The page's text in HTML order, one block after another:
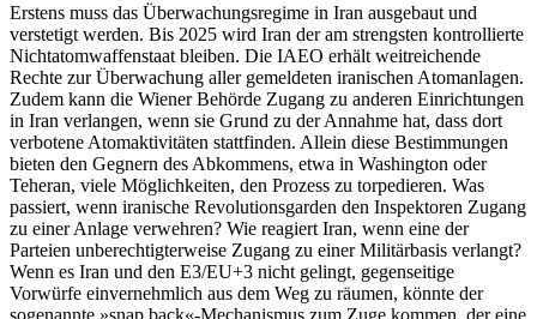
Erstens muss das Überwachungsregime in Iran ausgebaut und
verstetigt werden. Bis 2025 wird Iran der am strengsten kontrollierte
Nichtatomwaffenstaat bleiben. Die IAEO erhält weitreichende
Rechte zur Überwachung aller gemeldeten iranischen Atomanlagen.
Zudem kann die Wiener Behörde Zugang zu anderen Einrichtungen
in Iran verlangen, wenn sie Grund zu der Annahme hat, dass dort
verbotene Atomaktivitäten stattfinden. Allein diese Bestimmungen
bieten den Gegnern des Abkommens, etwa in Washington oder
Teheran, viele Möglichkeiten, den Prozess zu torpedieren. Was
passiert, wenn iranische Revolutionsgarden den Inspektoren Zugang
zu einer Anlage verwehren? Wie reagiert Iran, wenn eine der
Parteien unberechtigterweise Zugang zu einer Militärbasis verlangt?
Wenn es Iran und den E3/EU+3 nicht gelingt, gegenseitige
Vorwürfe einvernehmlich aus dem Weg zu räumen, könnte der
sogenannte »snap back«-Mechanismus zum Zuge kommen, der eine